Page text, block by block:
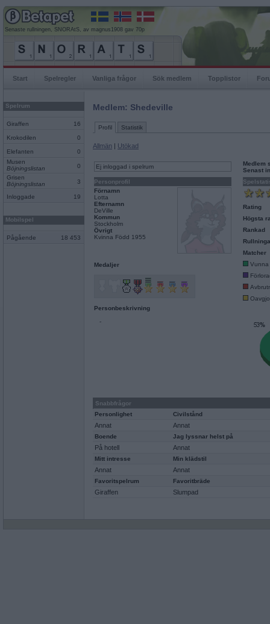
Senaste rullningen, SNORAtS, av magnus1908 gav 70p
Start Spelregler Vanliga frågor Sök medlem Topplistor
Spelrum
Giraffen 16
Krokodilen 0
Elefanten
0
Musen
Böjningslistan
0
Grisen
Böjningslistan
3
Inloggade 19
Mobilspel
Pågående 18 453
Medlem: Shedeville
Profil Statistik
Allmän | Utökad
Ej inloggad i spelrum
Personprofil
Förnamn
Lotta
Efternamn
DeVille
Kommun
Stockholm
Övrigt
Kvinna Född 1955
Medaljer
Personbeskrivning
-
Medlem
Senast
Rating
Högsta
Rankad
Matcher
Vunna
Snabbfrågor
Personlighet
Civilstånd
Annat Annat
Boende Jag lyssnar helst på
På hotell Annat
Mitt intresse Min klädstil
Annat Annat
Favoritspelrum Favoritbräde
Giraffen Slumpad